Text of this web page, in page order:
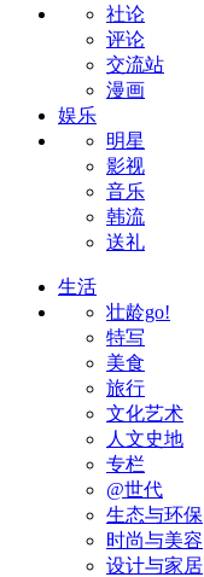
社论
评论
交流站
漫画
娱乐
明星
影视
音乐
韩流
送礼
生活
壮龄go!
特写
美食
旅行
文化艺术
人文史地
专栏
@世代
生态与环保
时尚与美容
设计与家居